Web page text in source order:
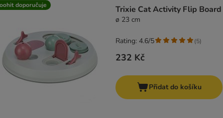
doporučuje Trixie Cat Activity Flip Board
ø 23 cm
232 Kč
Rating: 4.6/5 (5)
Přidat do košíku